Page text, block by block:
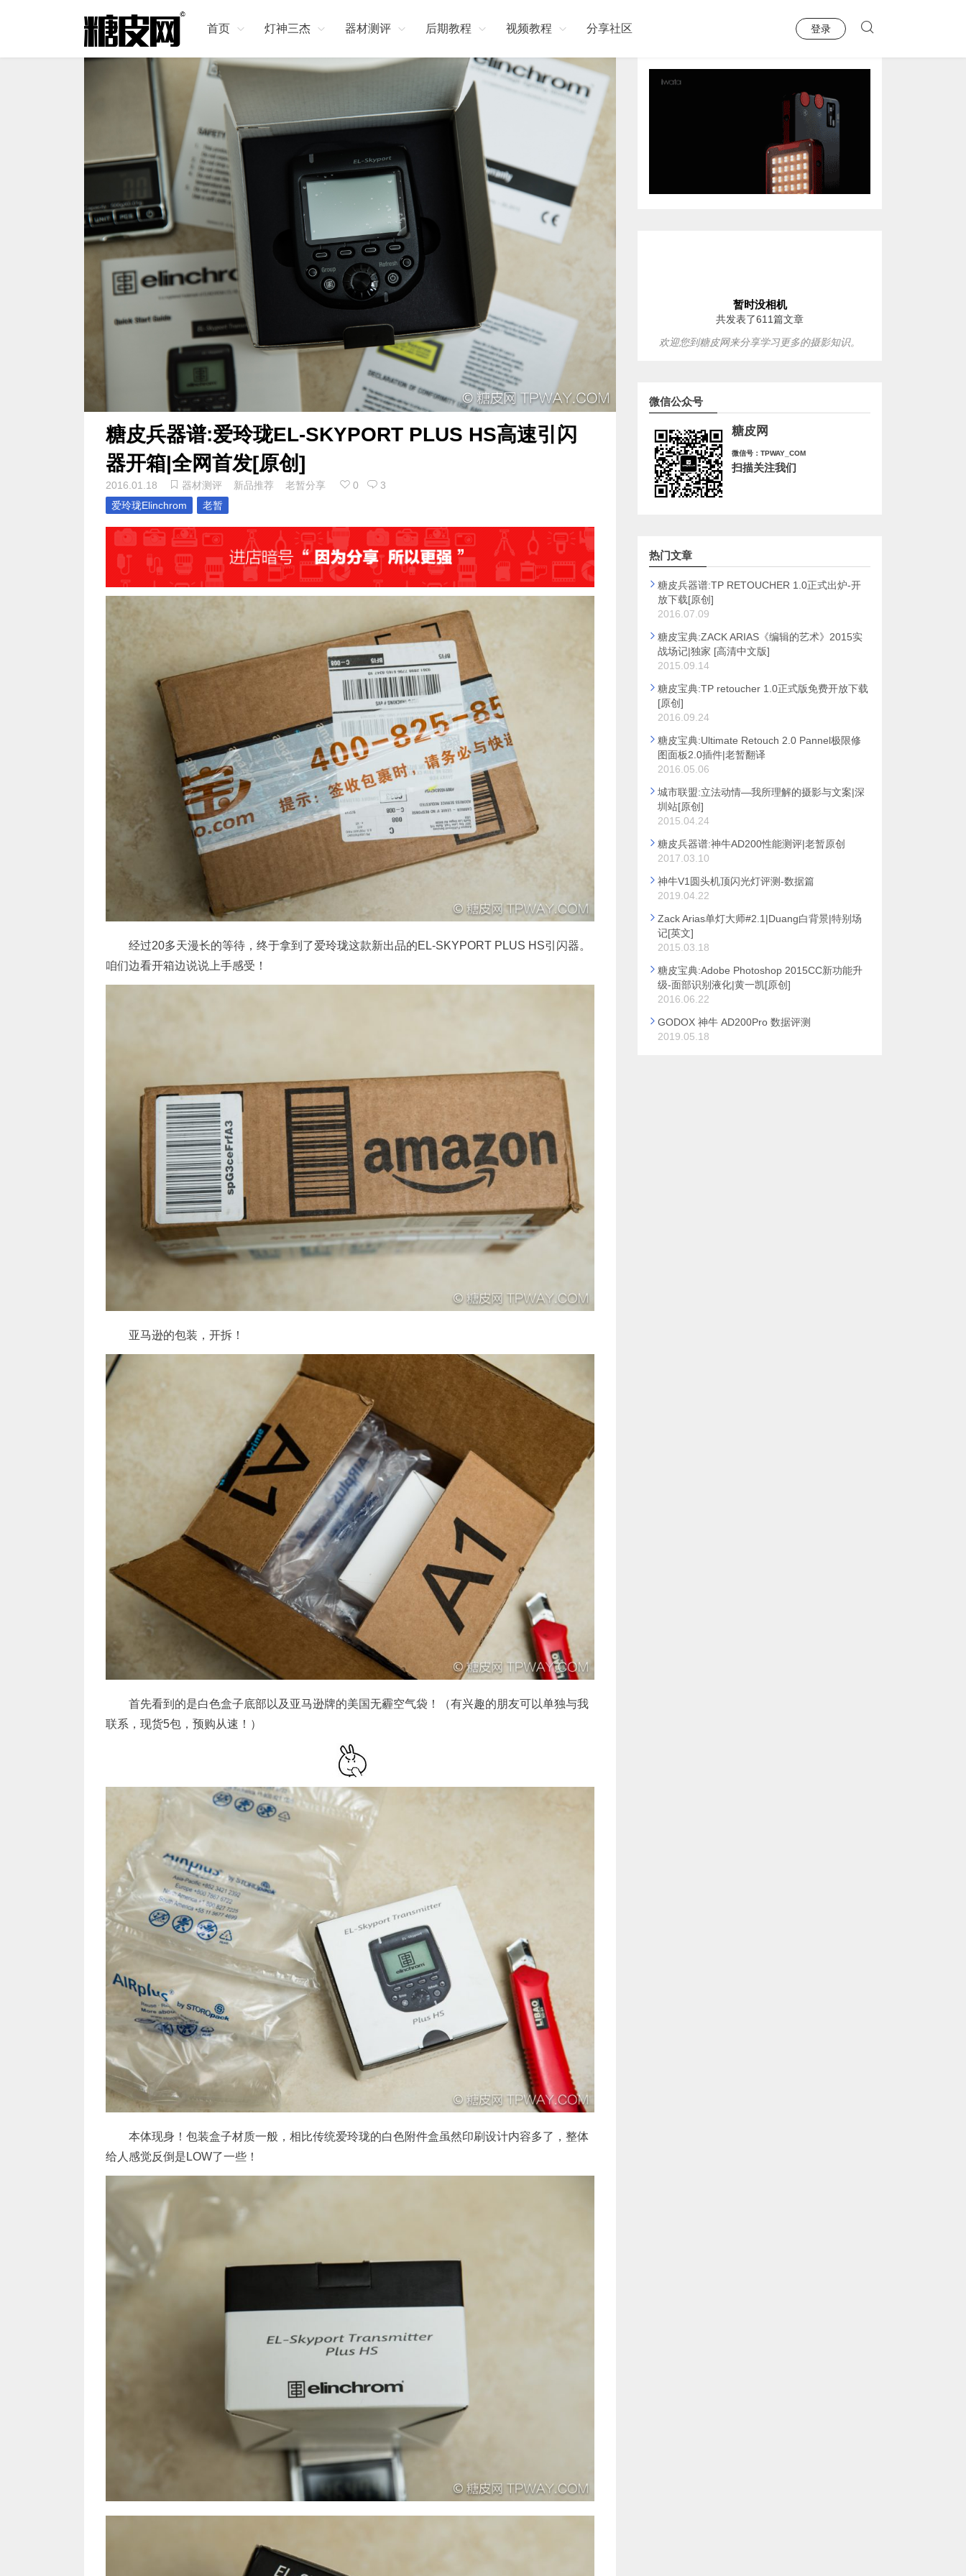
首页 灯神三杰 器材测评 后期教程 视频教程 分享社区 登录
糖皮兵器谱:爱玲珑EL-SKYPORT PLUS HS高速引闪
器开箱|全网首发[原创]
2016.01.18 器材测评 新品推荐 老暂分享 0
3
爱玲珑Elinchrom
老暂
经过20多天漫长的等待，终于拿到了爱玲珑这款新出品的EL-SKYPORT PLUS HS引闪器。
咱们边看开箱边说说上手感受！
亚马逊的包装，开拆！
首先看到的是白色盒子底部以及亚马逊牌的美国无霾空气袋！（有兴趣的朋友可以单独与我
联系，现货5包，预购从速！）
本体现身！包装盒子材质一般，相比传统爱玲珑的白色附件盒虽然印刷设计内容多了，整体
给人感觉反倒是LOW了一些！
暂时没相机
共发表了611篇文章
欢迎您到糖皮网来分享学习更多的摄影知识。
微信公众号
糖皮网
微信号：TPWAY_COM
扫描关注我们
热门文章
糖皮兵器谱:TP RETOUCHER 1.0正式出炉-开
放下载[原创]
2016.07.09
糖皮宝典:ZACK ARIAS《编辑的艺术》2015实
战场记|独家 [高清中文版]
2015.09.14
糖皮宝典:TP retoucher 1.0正式版免费开放下载
[原创]
2016.09.24
糖皮宝典:Ultimate Retouch 2.0 Pannel极限修
图面板2.0插件|老暂翻译
2016.05.06
城市联盟:立法动情—我所理解的摄影与文案|深
圳站[原创]
2015.04.24
糖皮兵器谱:神牛AD200性能测评|老暂原创
2017.03.10
神牛V1圆头机顶闪光灯评测-数据篇
2019.04.22
Zack Arias单灯大师#2.1|Duang白背景|特别场
记[英文]
2015.03.18
糖皮宝典:Adobe Photoshop 2015CC新功能升
级-面部识别液化|黄一凯[原创]
2016.06.22
GODOX 神牛 AD200Pro 数据评测
2019.05.18